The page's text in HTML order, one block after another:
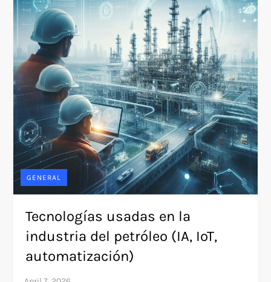
GENERAL
Tecnologías usadas en la
industria del petróleo (IA, IoT,
automatización)